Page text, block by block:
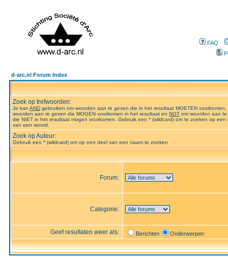
FAQ
d-arc.nl Forum Index
Zoek op trefwoorden:
Je kan AND gebruiken om woorden aan te geven die in het resultaat MOETEN voorkomen,
woorden aan te geven die MOGEN voorkomen in het resultaat en NOT om woorden aan
die NIET in het resultaat mogen voorkomen. Gebruik een * (wildcard) om te zoeken op een
van een woord.
Zoek op Auteur:
Gebruik een * (wildcard) om op een deel van een naam te zoeken
Forum:
Categorie:
Geef resultaten weer als: Berichten Onderwerpen